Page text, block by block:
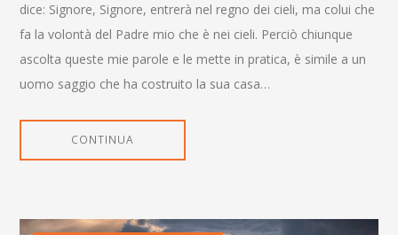
dice: Signore, Signore, entrerà nel regno dei cieli, ma colui che
fa la volontà del Padre mio che è nei cieli. Perciò chiunque
ascolta queste mie parole e le mette in pratica, è simile a un
uomo saggio che ha costruito la sua casa…
CONTINUA